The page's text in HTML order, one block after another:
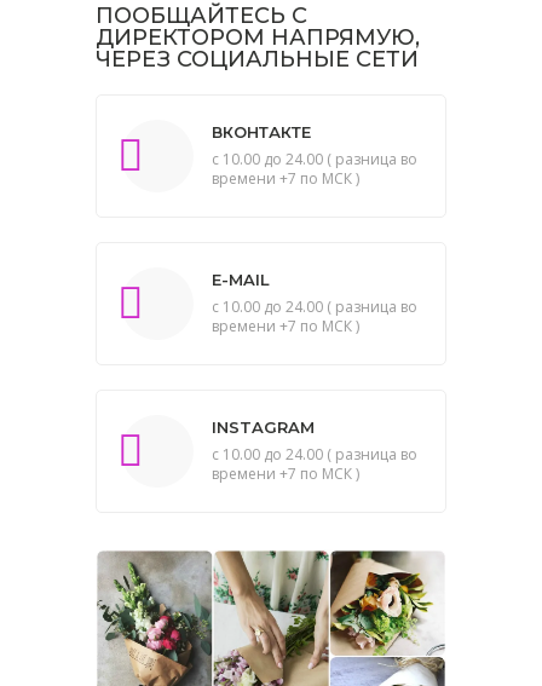
ПООБЩАЙТЕСЬ С
ДИРЕКТОРОМ НАПРЯМУЮ,
ЧЕРЕЗ СОЦИАЛЬНЫЕ СЕТИ
ВКОНТАКТЕ
с 10.00 до 24.00 ( разница во
времени +7 по МСК )
E-MAIL
с 10.00 до 24.00 ( разница во
времени +7 по МСК )
INSTAGRAM
с 10.00 до 24.00 ( разница во
времени +7 по МСК )